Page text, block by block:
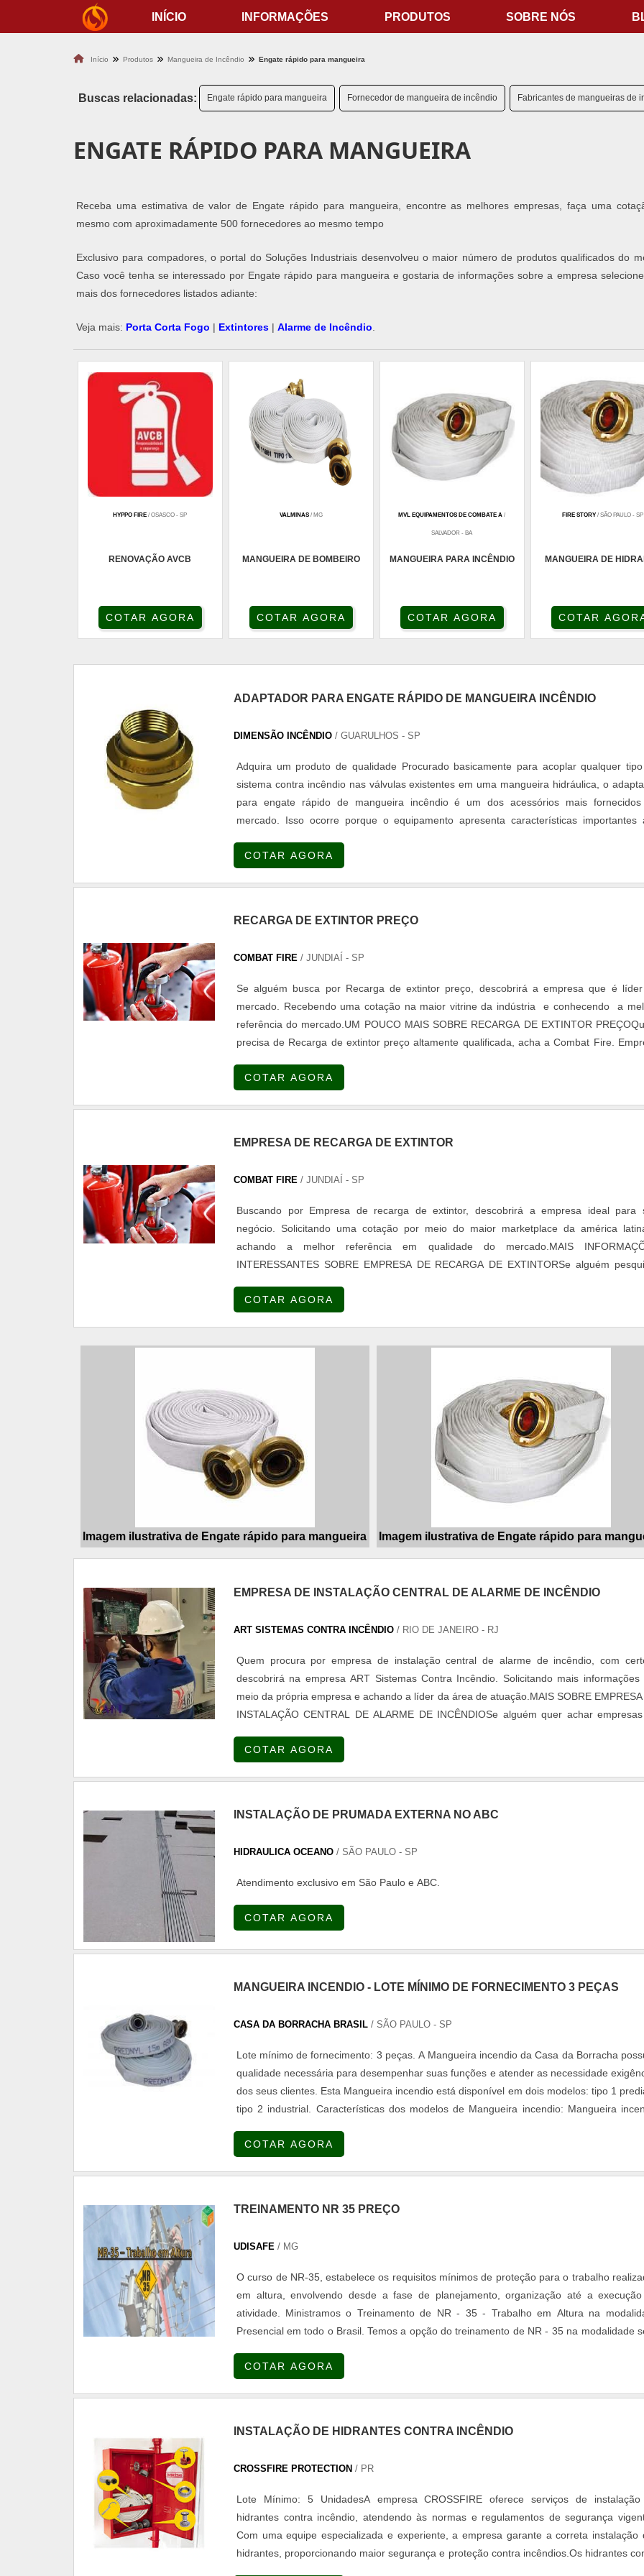
INÍCIO INFORMAÇÕES PRODUTOS SOBRE NÓS
Início Produtos Mangueira de Incêndio Engate rápido para mangueira
Buscas relacionadas: Engate rápido para mangueira Fornecedor de mangueira de incêndio Fabricantes de mangueiras de
ENGATE RÁPIDO PARA MANGUEIRA
Receba uma estimativa de valor de Engate rápido para mangueira, encontre as melhores empresas, faça uma
mesmo com aproximadamente 500 fornecedores ao mesmo tempo
Exclusivo para compadores, o portal do Soluções Industriais desenvolveu o maior número de produtos qualificados do
Caso você tenha se interessado por Engate rápido para mangueira e gostaria de informações sobre a empresa
mais dos fornecedores listados adiante:
Veja mais: Porta Corta Fogo | Extintores | Alarme de Incêndio​.
HYPPO FIRE / OSASCO - SP
RENOVAÇÃO AVCB
COTAR AGORA
VALMINAS/ MG
MANGUEIRA DE BOMBEIRO
COTAR AGORA
MVL EQUIPAMENTOS DE COMBATE A /
SALVADOR - BA
MANGUEIRA PARA INCÊNDIO
COTAR AGORA
FIRE STORY / SÃO PAULO - SP
MANGUEIRA DE
COTAR
ADAPTADOR PARA ENGATE RÁPIDO DE MANGUEIRA INCÊNDIO
DIMENSÃO INCÊNDIO / GUARULHOS - SP
Adquira um produto de qualidade Procurado basicamente para acoplar qualquer
sistema contra incêndio nas válvulas existentes em uma mangueira hidráulica, o
para engate rápido de mangueira incêndio é um dos acessórios mais
mercado. Isso ocorre porque o equipamento apresenta características importantes
Quem possui um sistema de...
COTAR AGORA
RECARGA DE EXTINTOR PREÇO
COMBAT FIRE / JUNDIAÍ - SP
Se alguém busca por Recarga de extintor preço, descobrirá a empresa que é
mercado. Recebendo uma cotação na maior vitrine da indústria e conhecendo a
referência do mercado.UM POUCO MAIS SOBRE RECARGA DE EXTINTOR
precisa de Recarga de extintor preço altamente qualificada, acha a Combat Fire.
há de melhor na atualidad...
COTAR AGORA
EMPRESA DE RECARGA DE EXTINTOR
COMBAT FIRE / JUNDIAÍ - SP
Buscando por Empresa de recarga de extintor, descobrirá a empresa ideal para
negócio. Solicitando uma cotação por meio do maior marketplace da américa
achando a melhor referência em qualidade do mercado.MAIS
INTERESSANTES SOBRE EMPRESA DE RECARGA DE EXTINTORSe alguém
atua com aditivos para tintas e perfil profissiográfi...
COTAR AGORA
Imagem ilustrativa de Engate rápido para mangueira Imagem ilustrativa de Engate rápido para
EMPRESA DE INSTALAÇÃO CENTRAL DE ALARME DE INCÊNDIO
ART SISTEMAS CONTRA INCÊNDIO/ RIO DE JANEIRO - RJ
Quem procura por empresa de instalação central de alarme de incêndio, com
descobrirá na empresa ART Sistemas Contra Incêndio. Solicitando mais informações
meio da própria empresa e achando a líder da área de atuação.MAIS SOBRE
INSTALAÇÃO CENTRAL DE ALARME DE INCÊNDIOSe alguém quer achar empresas
Contra Incêndio. A empresa trabalha com instalação e manutenção de sistemas
opção para o cliente final.Discorrendo ainda sobre empresa de instalação central de
serviços que tenham ótima qualidade e excelente custo-benefício, detalhes que
diferentes de demonstrar conhecimento e autoridade em sua área de atuação. Abaixo
proativos; Profissionais com vasta experiência na área de atuação; Funcionários de
qualidade; Escritório de alta qualidade onde são realizadas as atividades; Tecnologia
ponta; Equipamentos de última geração. A MAIOR REFERÊNCIA NO
central de alarme de incêndio. Sempre de olho no mercado, traz novidades em itens
de supressão por agente limpo FM 200.Tem rótulo de comprometida com os
de alta qualidade onde são realizadas as atividades e estrutura suficiente para
todas as demandas. Tudo isso, somado à performance de uma equipe de
proativos e profissionais com vasta experiência na área de atuação, garante uma
de excelência de ponta a ponta..
COTAR AGORA
INSTALAÇÃO DE PRUMADA EXTERNA NO ABC
HIDRAULICA OCEANO/ SÃO PAULO - SP
Atendimento exclusivo em São Paulo e ABC.
COTAR AGORA
MANGUEIRA INCENDIO - LOTE MÍNIMO DE FORNECIMENTO 3 PEÇAS
CASA DA BORRACHA BRASIL/ SÃO PAULO - SP
Lote mínimo de fornecimento: 3 peças. A Mangueira incendio da Casa da Borracha
qualidade necessária para desempenhar suas funções e atender as necessidade
dos seus clientes. Esta Mangueira incendio está disponível em dois modelos: tipo 1
tipo 2 industrial. Características dos modelos de Mangueira incendio: Mangueira
vulcan....
COTAR AGORA
TREINAMENTO NR 35 PREÇO
UDISAFE/ MG
O curso de NR-35, estabelece os requisitos mínimos de proteção para o trabalho
em altura, envolvendo desde a fase de planejamento, organização até a
atividade. Ministramos o Treinamento de NR - 35 - Trabalho em Altura na modalidade
Presencial em todo o Brasil. Temos a opção do treinamento de NR - 35 na modalidade semi
empresa do cliente. Nosso treinamento e teórico e prático conforme determina a NR - 35.
COTAR AGORA
INSTALAÇÃO DE HIDRANTES CONTRA INCÊNDIO
CROSSFIRE PROTECTION / PR
Lote Mínimo: 5 UnidadesA empresa CROSSFIRE oferece serviços de
hidrantes contra incêndio, atendendo às normas e regulamentos de segurança
Com uma equipe especializada e experiente, a empresa garante a correta instalação
hidrantes, proporcionando maior segurança e proteção contra incêndios.Os hidrantes